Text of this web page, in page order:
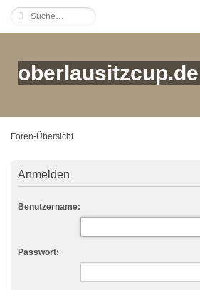
oberlausitzcup.de
Foren-Übersicht
Anmelden
Benutzername:
Passwort: